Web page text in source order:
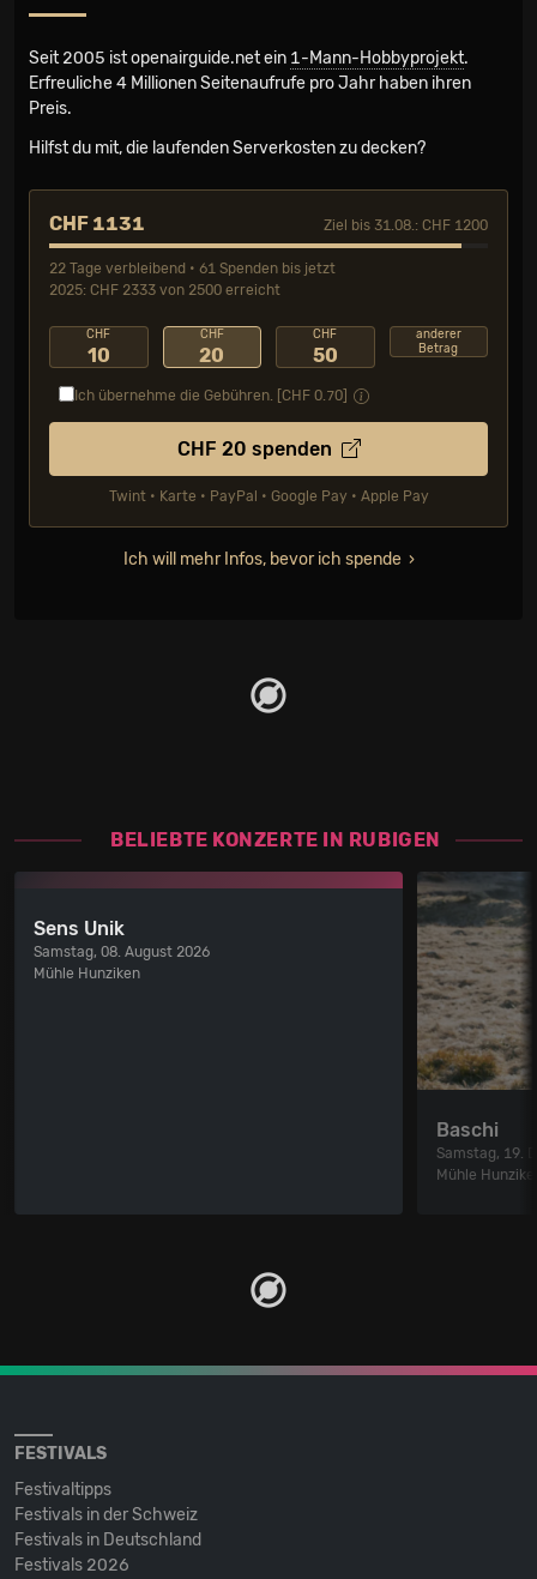
Seit 2005 ist openairguide.net ein 1-Mann-Hobbyprojekt.
Erfreuliche 4 Millionen Seiten­aufrufe pro Jahr haben ihren
Preis.
Hilfst du mit, die laufenden Serverkosten zu decken?
CHF 1131 Ziel bis 31.08.: CHF 1200
22 Tage verbleibend • 61 Spenden bis jetzt
2025: CHF 2333 von 2500 erreicht
CHF
10
CHF
20
CHF
50
anderer
Betrag
Ich übernehme die Gebühren. [CHF 0.70
CHF 20 spenden
Twint • Karte • PayPal • Google Pay • Apple Pay
Ich will mehr Infos, bevor ich spende
BELIEBTE KONZERTE IN RUBIGEN
Sens Unik
Samstag, 08. August 2026
Mühle Hunziken
Baschi
Samstag, 19.
Mühle
FESTIVALS
Festivaltipps
Festivals in der Schweiz
Festivals in Deutschland
Festivals 2026